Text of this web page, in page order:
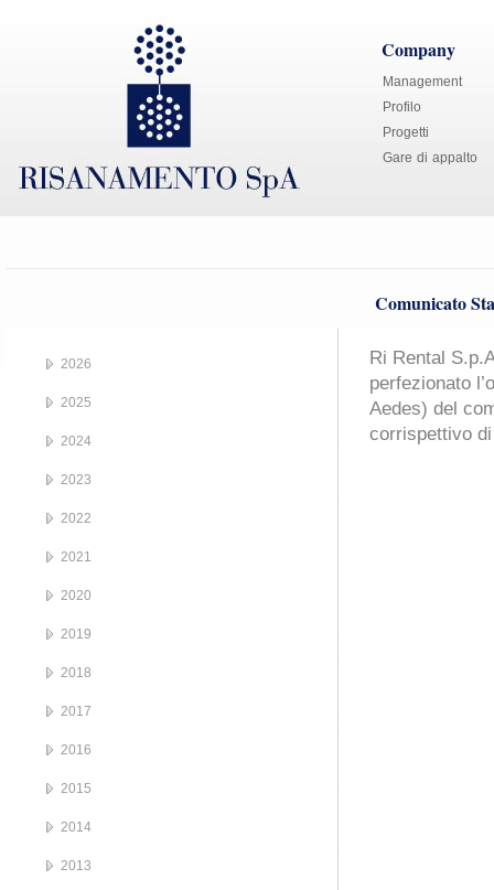
Company
Management
Profilo
Progetti
Gare di appalto
Comunicato
Ri Rental
perfezionato
Aedes) del
corrispettivo
2026
2025
2024
2023
2022
2021
2020
2019
2018
2017
2016
2015
2014
2013